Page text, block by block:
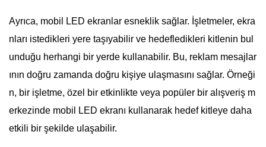
Ayrıca, mobil LED ekranlar esneklik sağlar. İşletmeler, ekra
nları istedikleri yere taşıyabilir ve hedefledikleri kitlenin bul
unduğu herhangi bir yerde kullanabilir. Bu, reklam mesajlar
ının doğru zamanda doğru kişiye ulaşmasını sağlar. Örneği
n, bir işletme, özel bir etkinlikte veya popüler bir alışveriş m
erkezinde mobil LED ekranı kullanarak hedef kitleye daha
etkili bir şekilde ulaşabilir.